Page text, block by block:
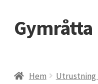
Hoppa
Hoppa
Gymråtta
Hem